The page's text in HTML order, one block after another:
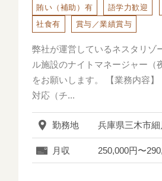
賄い（補助）有
語学力歓迎
社食有
賞与／業績賞与
弊社が運営しているネスタリゾ
ル施設のナイトマネージャー（
をお願いします。 【業務内容】
対応（チ...
勤務地 兵庫県三木市
月収 250,000円〜